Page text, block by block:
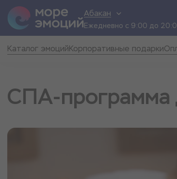
Абакан
Ежедневно с 9:00 до
Каталог эмоцийКорпоративные подарки
СПА-программа